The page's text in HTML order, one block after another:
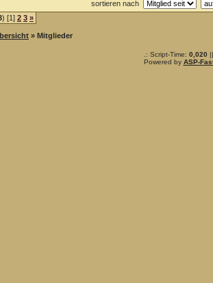
sortieren nach
) [1] 2 3 »
» Mitglieder
.: Script-Time: 0,020
Powered by ASP-